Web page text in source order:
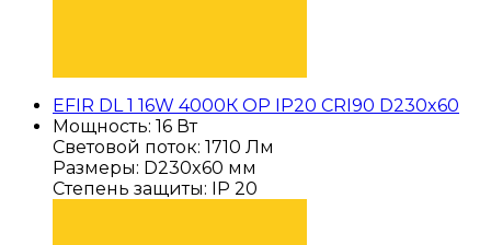
EFIR DL 1 16W 4000К OP IP20 CRI90 D230x60
Мощность: 16 Вт
Световой поток: 1710 Лм
Размеры: D230x60 мм
Степень защиты: IP 20